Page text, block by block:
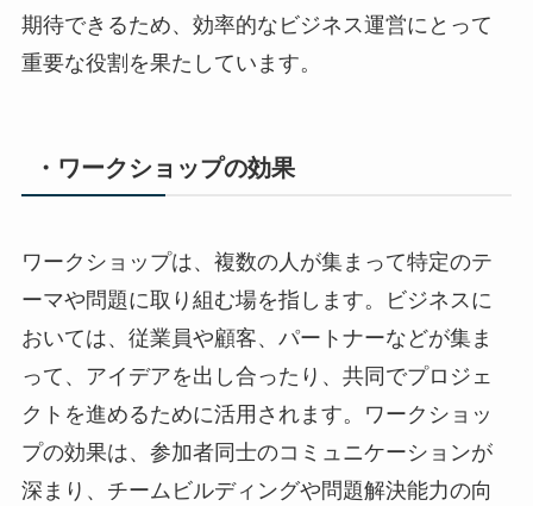
期待できるため、効率的なビジネス運営にとって
重要な役割を果たしています。
・ワークショップの効果
ワークショップは、複数の人が集まって特定のテ
ーマや問題に取り組む場を指します。ビジネスに
おいては、従業員や顧客、パートナーなどが集ま
って、アイデアを出し合ったり、共同でプロジェ
クトを進めるために活用されます。ワークショッ
プの効果は、参加者同士のコミュニケーションが
深まり、チームビルディングや問題解決能力の向